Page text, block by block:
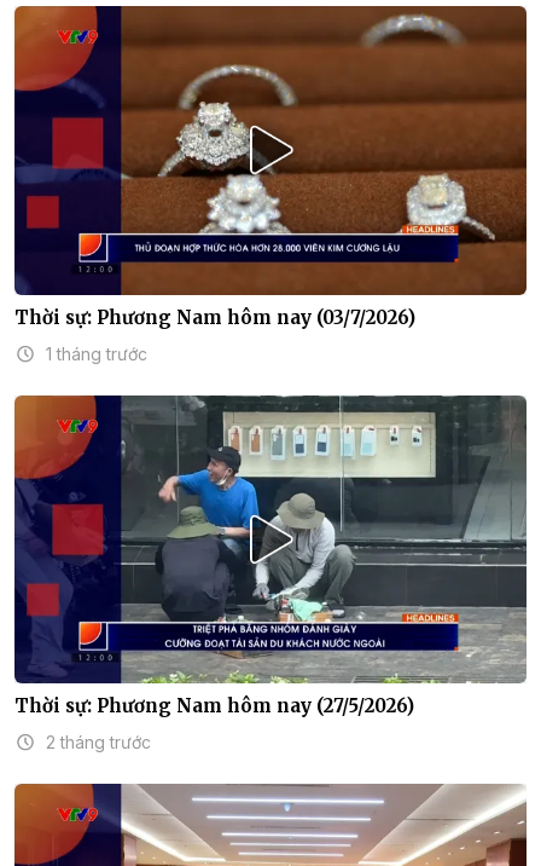
Thời sự: Phương Nam hôm nay (03/7/2026)
1 tháng trước
Thời sự: Phương Nam hôm nay (27/5/2026)
2 tháng trước